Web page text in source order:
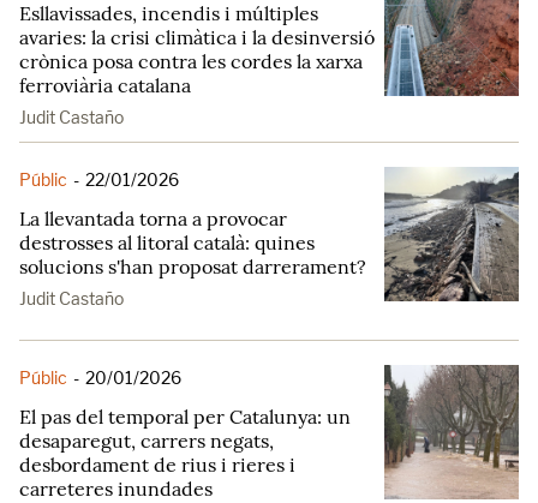
Esllavissades, incendis i múltiples
avaries: la crisi climàtica i la desinversió
crònica posa contra les cordes la xarxa
ferroviària catalana
Judit Castaño
Públic - 22/01/2026
La llevantada torna a provocar
destrosses al litoral català: quines
solucions s'han proposat darrerament?
Judit Castaño
Públic - 20/01/2026
El pas del temporal per Catalunya: un
desaparegut, carrers negats,
desbordament de rius i rieres i
carreteres inundades